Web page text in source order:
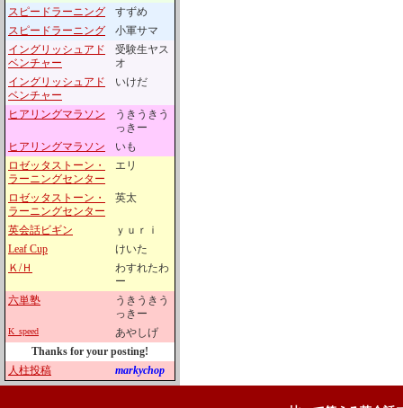
スピードラーニング
すずめ
スピードラーニング
小軍サマ
イングリッシュアド
ベンチャー
受験生ヤス
オ
イングリッシュアド
ベンチャー
いけだ
ヒアリングマラソン
うきうきう
っきー
ヒアリングマラソン
いも
ロゼッタストーン・
ラーニングセンター
エリ
ロゼッタストーン・
ラーニングセンター
英太
英会話ビギン
ｙｕｒｉ
Leaf Cup
けいた
Ｋ/Ｈ
わすれたわ
ー
六単塾
うきうきう
っきー
K_speed
あやしげ
Thanks for your posting!
人柱投稿
markychop